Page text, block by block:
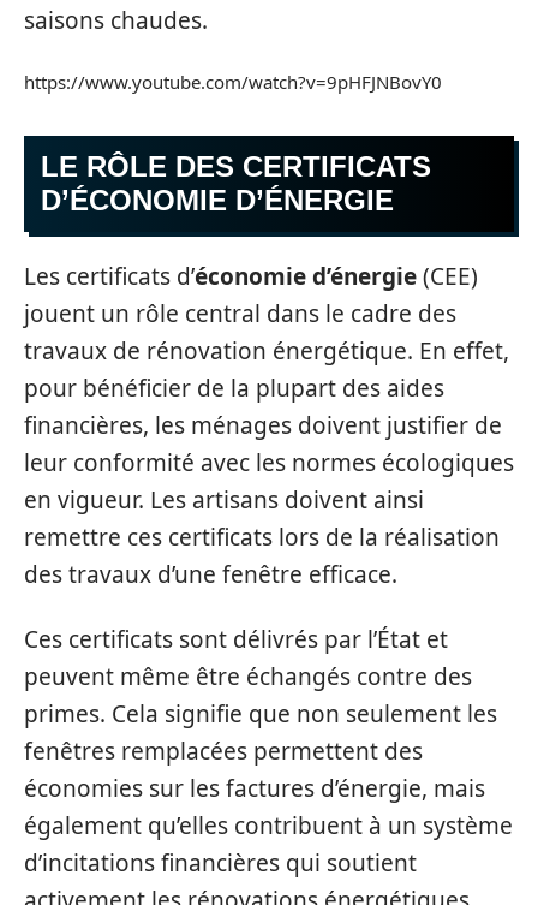
saisons chaudes.
https://www.youtube.com/watch?v=9pHFJNBovY0
LE RÔLE DES CERTIFICATS
D’ÉCONOMIE D’ÉNERGIE
Les certificats d’économie d’énergie(CEE)
jouent un rôle central dans le cadre des
travaux de rénovation énergétique. En effet,
pour bénéficier de la plupart des aides
financières, les ménages doivent justifier de
leur conformité avec les normes écologiques
en vigueur. Les artisans doivent ainsi
remettre ces certificats lors de la réalisation
des travaux d’une fenêtre efficace.
Ces certificats sont délivrés par l’État et
peuvent même être échangés contre des
primes. Cela signifie que non seulement les
fenêtres remplacées permettent des
économies sur les factures d’énergie, mais
également qu’elles contribuent à un système
d’incitations financières qui soutient